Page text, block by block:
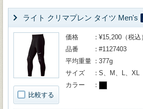
ライト クリマプレン タイツ Men's
比較する
価格
¥15,200（税込
品番
#1127403
平均重量
377g
サイズ
S、M、L、XL
カラー